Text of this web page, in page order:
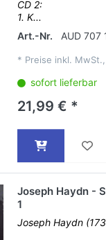
CD 2:
1. K...
Art.-Nr.
AUD 707
* Preise inkl.
sofort lieferbar
21,99 € *
Joseph Haydn -
1
Joseph Haydn